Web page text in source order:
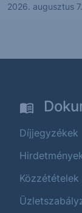
2026. augusztus 7.
Díjjegyzékek
Közzétételek